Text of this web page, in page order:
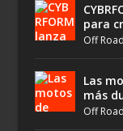
para
Off Road
Las
más
Off Road